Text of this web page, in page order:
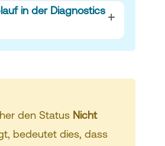
in der Diagnostics
den Status Nicht
bedeutet dies, dass